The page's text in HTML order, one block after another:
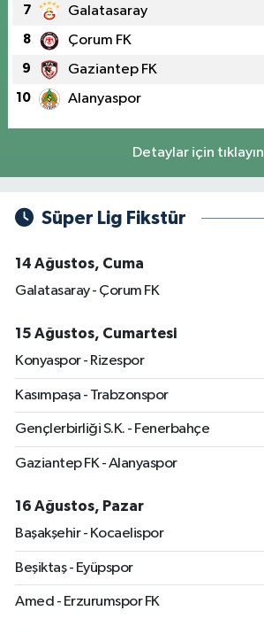
7 Galatasaray
8 Çorum FK
9 Gaziantep FK
10 Alanyaspor
Detaylar için tıklayın
Süper Lig Fikstür
14 Ağustos, Cuma
Galatasaray - Çorum FK
15 Ağustos, Cumartesi
Konyaspor - Rizespor
Kasımpaşa - Trabzonspor
Gençlerbirliği S.K. - Fenerbahçe
Gaziantep FK - Alanyaspor
16 Ağustos, Pazar
Başakşehir - Kocaelispor
Beşiktaş - Eyüpspor
Amed - Erzurumspor FK